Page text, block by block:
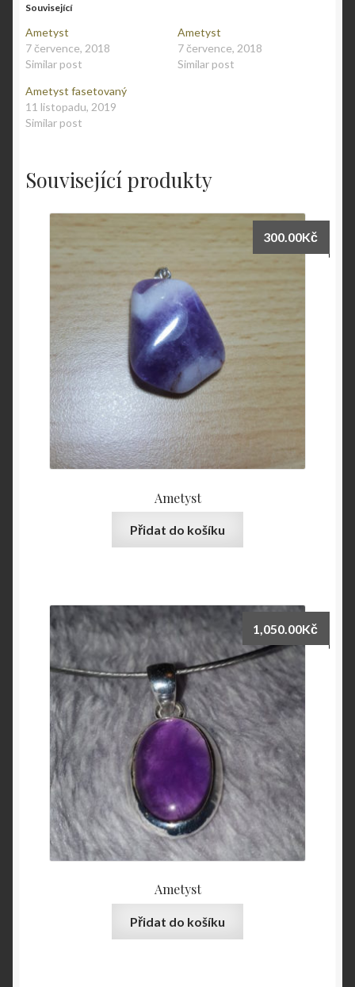
Související
Ametyst
7 července, 2018
Similar post
Ametyst
7 července, 2018
Similar post
Ametyst fasetovaný
11 listopadu, 2019
Similar post
Související produkty
Ametyst
300.00Kč
Přidat do košíku
Ametyst
1,050.00Kč
Přidat do košíku